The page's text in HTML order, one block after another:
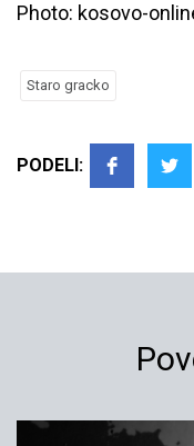
Photo: kosovo-
Staro gracko
PODELI: